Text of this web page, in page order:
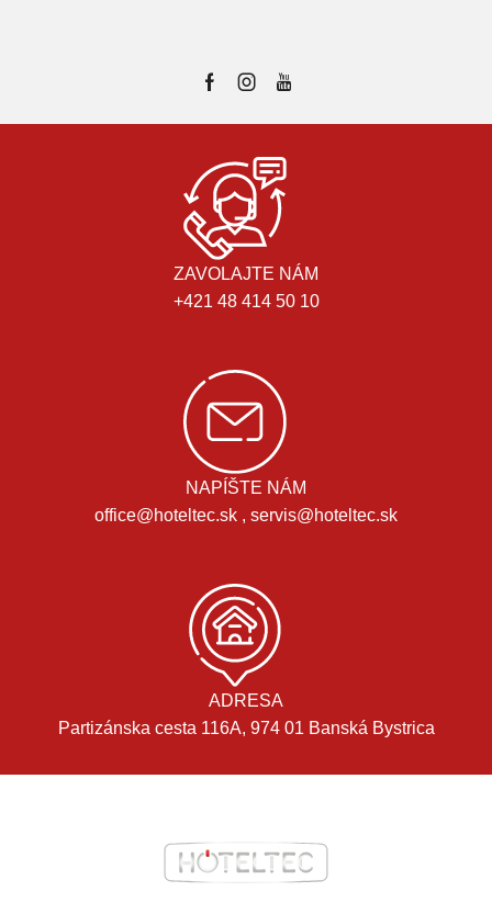
ZAVOLAJTE NÁM
+421 48 414 50 10
NAPÍŠTE NÁM
office@hoteltec.sk , servis@hoteltec.sk
ADRESA
Partizánska cesta 116A, 974 01 Banská Bystrica